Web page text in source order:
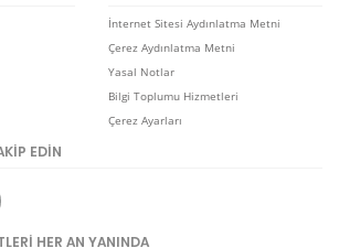
İnternet Sitesi Aydınlatma Metni
Çerez Aydınlatma Metni
Yasal Notlar
Bilgi Toplumu Hizmetleri
Çerez Ayarları
EDİN
HER AN YANINDA